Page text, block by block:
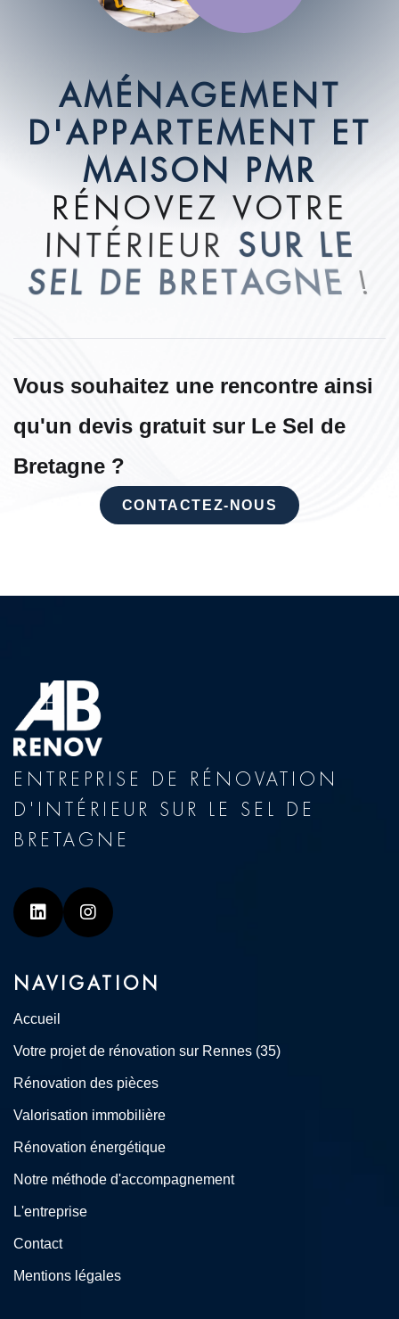
AMÉNAGEMENT
D'APPARTEMENT ET
MAISON PMR
RÉ NOVEZ VOTRE
INTÉRIE U R SUR LE
SEL DE BRETAGNE !
Vous souhaitez une rencontre ainsi
qu'un devis gratuit sur Le Sel de
Bretagne ?
CONTACTEZ-NOUS
ENTREPRISE DE RÉNOVATION
D'INTÉRIEUR SUR LE SEL DE
BRETAGNE
Linkedin Instagram
NAVIGATION
Accueil
Votre projet de rénovation sur Rennes (35)
Rénovation des pièces
Valorisation immobilière
Rénovation énergétique
Notre méthode d'accompagnement
L'entreprise
Contact
Mentions légales